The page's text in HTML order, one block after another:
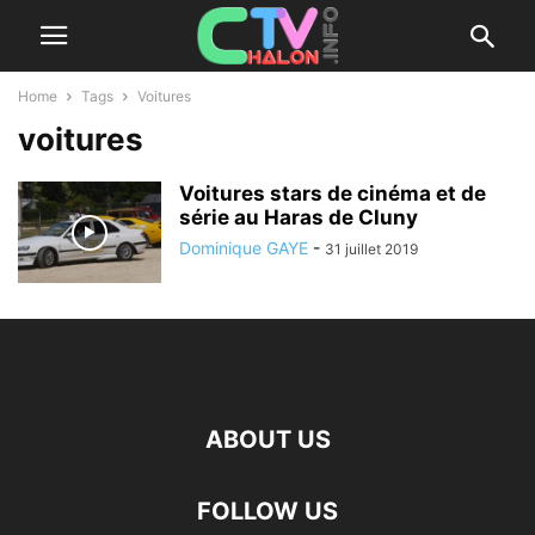
Home Tags Voitures
voitures
Voitures stars de cinéma et de
série au Haras de Cluny
Dominique GAYE - 31 juillet 2019
ABOUT US
FOLLOW US